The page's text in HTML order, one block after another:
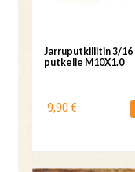
Jarruputkiliitin 3/16
putkelle M10X1.0
9,90 €